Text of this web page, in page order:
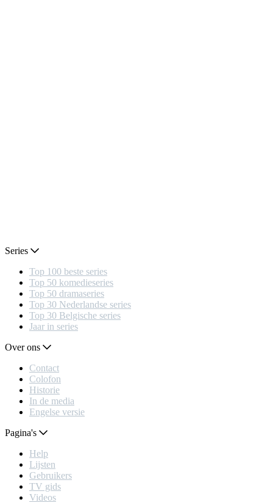
Series
Top 100 beste series
Top 50 komedieseries
Top 50 dramaseries
Top 30 Nederlandse series
Top 30 Belgische series
Jaar in series
Over ons
Contact
Colofon
Historie
In de media
Engelse versie
Pagina's
Help
Lijsten
Gebruikers
TV gids
Videos